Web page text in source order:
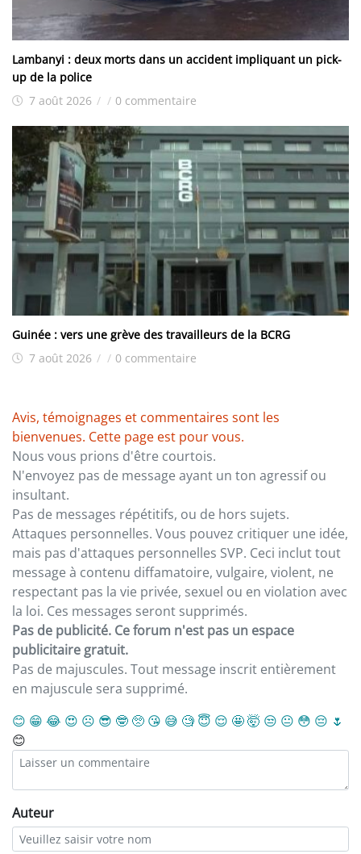
Lambanyi : deux morts dans un accident impliquant un pick-
up de la police
7 août 2026 / / 0 commentaire
Guinée : vers une grève des travailleurs de la BCRG
7 août 2026 / / 0 commentaire
Avis, témoignages et commentaires sont les
bienvenues. Cette page est pour vous.
Nous vous prions d'être courtois.
N'envoyez pas de message ayant un ton agressif ou
insultant.
Pas de messages répétitifs, ou de hors sujets.
Attaques personnelles. Vous pouvez critiquer une idée,
mais pas d'attaques personnelles SVP. Ceci inclut tout
message à contenu diffamatoire, vulgaire, violent, ne
respectant pas la vie privée, sexuel ou en violation avec
la loi. Ces messages seront supprimés.
Pas de publicité. Ce forum n'est pas un espace
publicitaire gratuit.
Pas de majuscules. Tout message inscrit entièrement
en majuscule sera supprimé.
😊 😁 😂 😍 ☹️ 😎 🤓 🥺 😘 😅 🧐 😇 😌 🤩🤯 😒 😐 😳 😔 🌷
😊
Auteur